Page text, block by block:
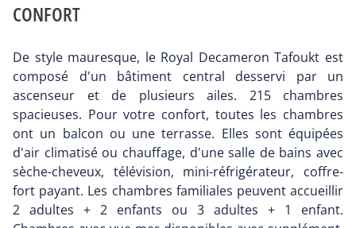
CONFORT
De style mauresque, le Royal Decameron Tafoukt est
composé d'un bâtiment central desservi par un
ascenseur et de plusieurs ailes. 215 chambres
spacieuses. Pour votre confort, toutes les chambres
ont un balcon ou une terrasse. Elles sont équipées
d'air climatisé ou chauffage, d'une salle de bains avec
sèche-cheveux, télévision, mini-réfrigérateur, coffre-
fort payant. Les chambres familiales peuvent accueillir
2 adultes + 2 enfants ou 3 adultes + 1 enfant.